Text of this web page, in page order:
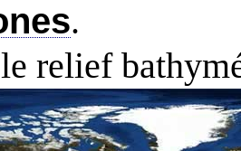
.
le relief